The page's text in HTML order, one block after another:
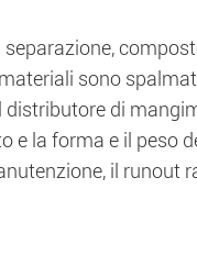
sono
di
e la forma e il peso
il runout